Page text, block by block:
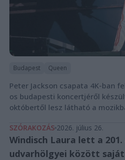
Budapest Queen
Peter Jackson csapata 4K-ban
os budapesti koncertjéről
októbertől lesz látható a
SZÓRAKOZÁS 2026. július 26.
Windisch Laura lett a 201.
udvarhölgyei között